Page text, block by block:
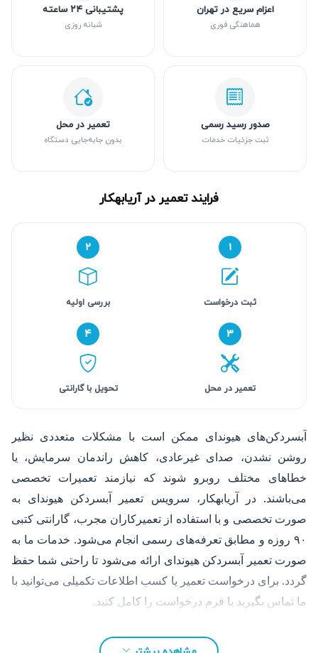
اعزام سریع در تهران
هماهنگی فوری
پشتیبانی ۲۴ ساعته
شبانه روزی
صدور رسید رسمی
ثبت جزئیات خدمات
تعمیر در محل
بدون جابه‌جایی دستگاه
فرایند تعمیر در آریابهکار
۱
ثبت درخواست
۲
بررسی اولیه
۳
تعمیر در محل
۴
تحویل با گارانتی
آبسردکن‌های هیوندای ممکن است با مشکلات متعددی نظیر
روشن نشدن، صدای غیرعادی، کاهش راندمان سرمایش، یا
خطاهای مختلف روبرو شوند که نیازمند تعمیرات تخصصی
می‌باشند. در آریابهکار، سرویس تعمیر آبسردکن هیوندای به
صورت تخصصی و با استفاده از تعمیرکاران مجرب، گارانتی کتبی
۹۰ روزه و مطابق تعرفه‌های رسمی انجام می‌شود. خدمات ما به
صورت تعمیر آبسردکن هیوندای ارائه می‌شود تا راحتی شما حفظ
گردد. برای درخواست تعمیر یا کسب اطلاعات تکمیلی می‌توانید با
ما تماس بگیرید یا فرم درخواست را کامل کنید.